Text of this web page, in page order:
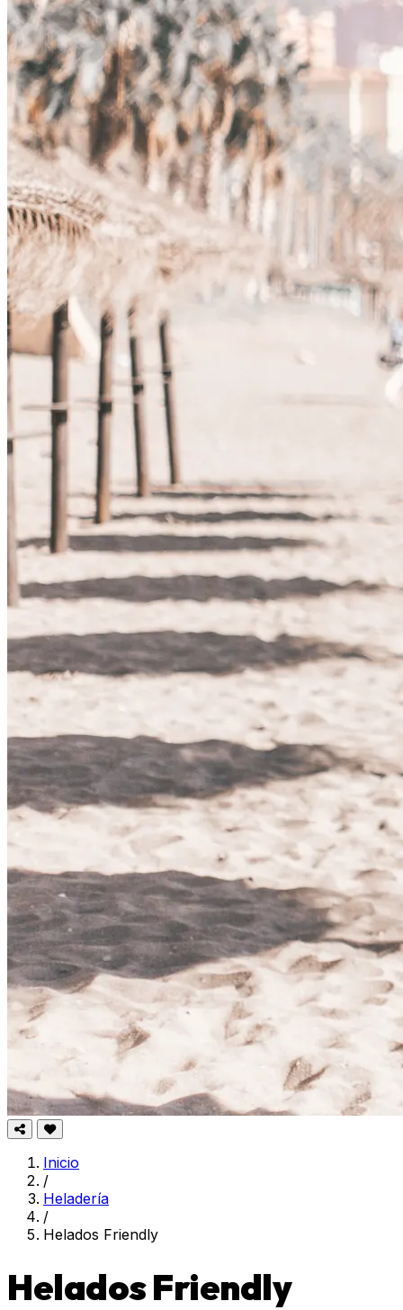
Inicio
/
Heladería
/
Helados Friendly
Helados Friendly